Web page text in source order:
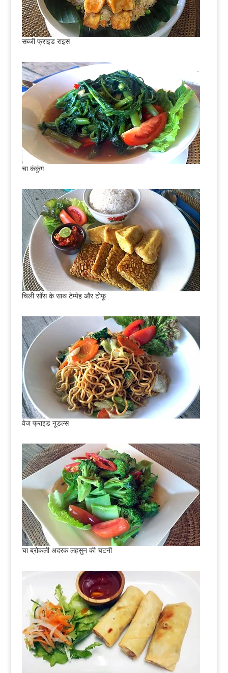
सब्जी फ्राइड राइस
चा कंकुंग
चिली सॉस के साथ टेम्पेह और टोफू
वेज फ्राइड नूडल्स
चा ब्रोकली अदरक लहसुन की चटनी